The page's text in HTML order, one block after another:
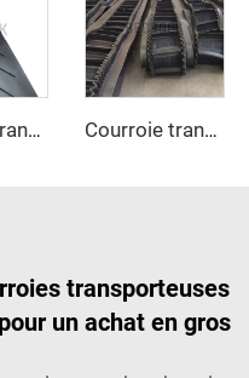
Courroie transporteuse personnalisée en chevrons, très durable, pour matériaux à haute température Courroie transporteuse en caoutchouc ondulée rigide pour exploitation minière du charbon et restaurants
transporteuses
un achat en gros